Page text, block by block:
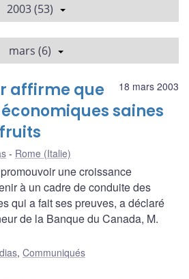
2003 (53)
mars (6)
18 mars 2003
affirme que
saines
Rome (Italie)
une croissance
à un cadre de conduite des
qui a fait ses preuves, a déclaré
de la Banque du Canada, M.
, Communiqués